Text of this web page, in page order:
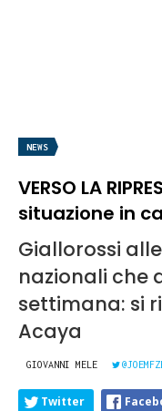
NEWS
VERSO LA
situazione in
Giallorossi
nazionali che
settimana: si
Acaya
GIOVANNI MELE
Twitter